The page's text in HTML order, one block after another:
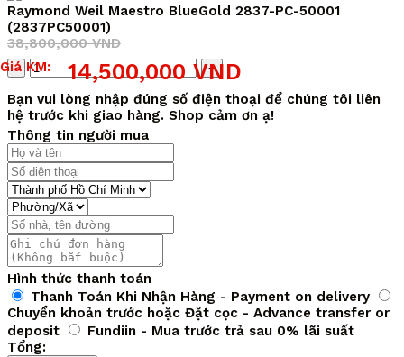
Raymond Weil Maestro BlueGold 2837-PC-50001
(2837PC50001)
38,800,000VND
Giá
gốc
là:
38,800,000 VND.
14,500,000VND
Giá
hiện
tại
là:
14,500,000 VND.
Giá KM:
Số
lượng
Bạn vui lòng nhập đúng số điện thoại để chúng tôi liên
hệ trước khi giao hàng. Shop cảm ơn ạ!
Thông tin người mua
Hình thức thanh toán
Thanh Toán Khi Nhận Hàng - Payment on delivery
Chuyển khoản trước hoặc Đặt cọc - Advance transfer or
deposit
Fundiin - Mua trước trả sau 0% lãi suất
Tổng: